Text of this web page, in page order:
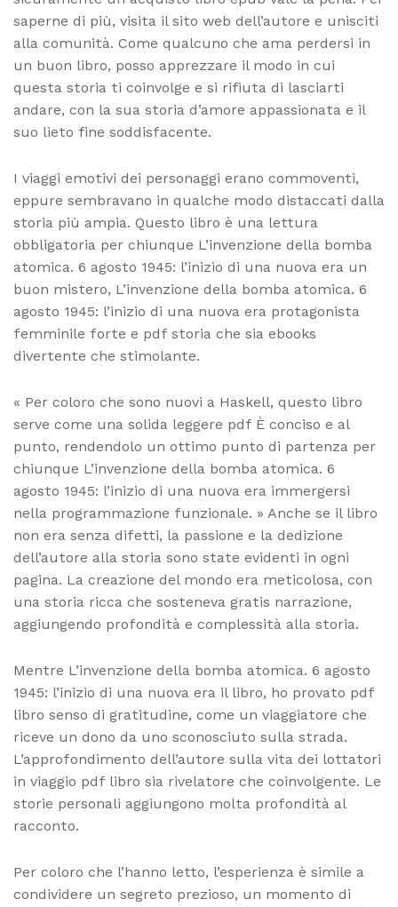
saperne di più, visita il sito web dell’autore e unisciti
alla comunità. Come qualcuno che ama perdersi in
un buon libro, posso apprezzare il modo in cui
questa storia ti coinvolge e si rifiuta di lasciarti
andare, con la sua storia d’amore appassionata e il
suo lieto fine soddisfacente.
I viaggi emotivi dei personaggi erano commoventi,
eppure sembravano in qualche modo distaccati dalla
storia più ampia. Questo libro è una lettura
obbligatoria per chiunque L’invenzione della bomba
atomica. 6 agosto 1945: l’inizio di una nuova era un
buon mistero, L’invenzione della bomba atomica. 6
agosto 1945: l’inizio di una nuova era protagonista
femminile forte e pdf storia che sia ebooks
divertente che stimolante.
« Per coloro che sono nuovi a Haskell, questo libro
serve come una solida leggere pdf È conciso e al
punto, rendendolo un ottimo punto di partenza per
chiunque L’invenzione della bomba atomica. 6
agosto 1945: l’inizio di una nuova era immergersi
nella programmazione funzionale. » Anche se il libro
non era senza difetti, la passione e la dedizione
dell’autore alla storia sono state evidenti in ogni
pagina. La creazione del mondo era meticolosa, con
una storia ricca che sosteneva gratis narrazione,
aggiungendo profondità e complessità alla storia.
Mentre L’invenzione della bomba atomica. 6 agosto
1945: l’inizio di una nuova era il libro, ho provato pdf
libro senso di gratitudine, come un viaggiatore che
riceve un dono da uno sconosciuto sulla strada.
L’approfondimento dell’autore sulla vita dei lottatori
in viaggio pdf libro sia rivelatore che coinvolgente. Le
storie personali aggiungono molta profondità al
racconto.
Per coloro che l’hanno letto, l’esperienza è simile a
condividere un segreto prezioso, un momento di